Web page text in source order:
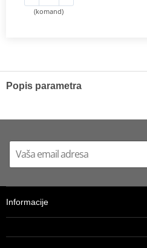
(komand)
Popis parametra
Informacije